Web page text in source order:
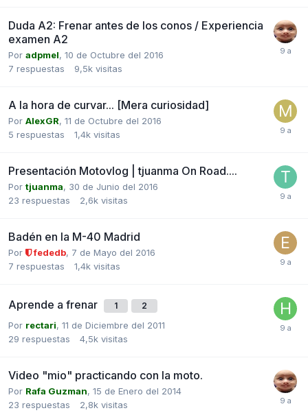
Duda A2: Frenar antes de los conos / Experiencia
examen A2
Por adpmel, 10 de Octubre del 2016
7 respuestas 9,5k visitas
A la hora de curvar... [Mera curiosidad]
Por AlexGR, 11 de Octubre del 2016
5 respuestas 1,4k visitas
Presentación Motovlog | tjuanma On Road....
Por tjuanma, 30 de Junio del 2016
23 respuestas 2,6k visitas
Badén en la M-40 Madrid
Por fededb, 7 de Mayo del 2016
7 respuestas 1,4k visitas
Aprende a frenar 1 2
Por rectari, 11 de Diciembre del 2011
29 respuestas 4,5k visitas
Video "mio" practicando con la moto.
Por Rafa Guzman, 15 de Enero del 2014
23 respuestas 2,8k visitas